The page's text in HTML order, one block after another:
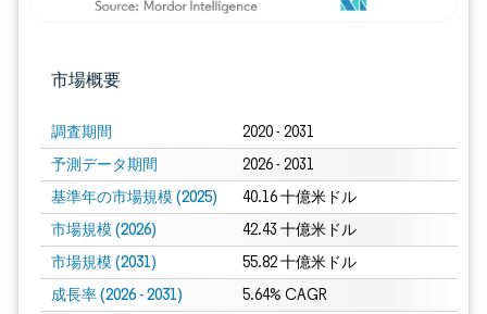
市場概要
調査期間 2020 - 2031
予測データ期間 2026 - 2031
基準年の市場規模 (2025) 40.16 十億米ドル
市場規模 (2026) 42.43 十億米ドル
市場規模 (2031) 55.82 十億米ドル
成長率 (2026 - 2031) 5.64% CAGR